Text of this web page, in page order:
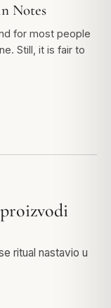
Notes
for most people
Still, it is fair to
ritual nastavio u